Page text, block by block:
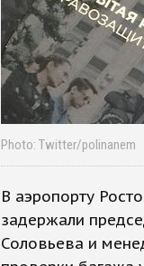
Photo: Twitter/polinanem
В аэропорту
задержали
Соловьева и